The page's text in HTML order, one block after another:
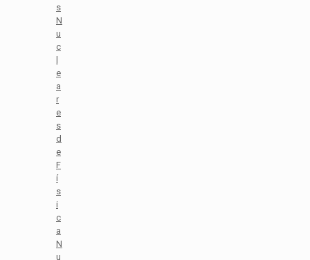
s
N
u
c
l
e
a
r
e
s
d
e
F
í
s
i
c
a
N
u